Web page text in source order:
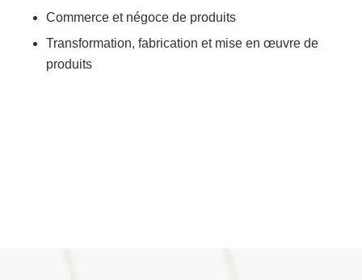
Commerce et négoce de produits
Transformation, fabrication et mise en œuvre de
produits